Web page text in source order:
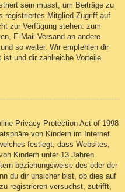
sein musst, um Beiträge zu
registriertes Mitglied Zugriff auf
zur Verfügung stehen: zum
E-Mail-Versand an andere
so weiter. Wir empfehlen dir
und dir zahlreiche Vorteile
Privacy Protection Act of 1998
von Kindern im Internet
festlegt, dass Websites,
Kindern unter 13 Jahren
beziehungsweise des oder der
du dir unsicher bist, ob dies auf
registrieren versuchst, zutrifft,